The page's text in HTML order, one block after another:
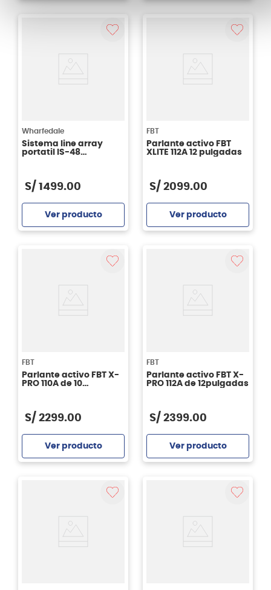
Wharfedale
Sistema line array
portatil IS-48
S/ 1499.00
Ver producto
FBT
Parlante activo FBT
XLITE 112A 12 pulgadas
S/ 2099.00
Ver producto
FBT
Parlante activo FBT X-
PRO 110A de 10
S/ 2299.00
Ver producto
FBT
Parlante activo FBT X-
PRO 112A de 12pulgadas
S/ 2399.00
Ver producto